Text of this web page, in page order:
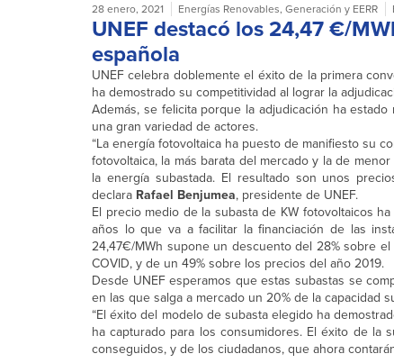
28 enero, 2021 Energías Renovables, Generación y EERR
UNEF destacó los 24,47 €/
española
UNEF celebra doblemente el éxito de la primera
ha demostrado su competitividad al lograr la
Además, se felicita porque la adjudicación ha
una gran variedad de actores.
“La energía fotovoltaica ha puesto de manifiesto su
fotovoltaica, la más barata del mercado y la de
la energía subastada. El resultado son unos
declara Rafael Benjumea, presidente de UNEF.
El precio medio de la subasta de KW fotovoltaicos
años lo que va a facilitar la financiación de las
24,47€/MWh supone un descuento del 28% sobre
COVID, y de un 49% sobre los precios del año 2019.
Desde UNEF esperamos que estas subastas se
en las que salga a mercado un 20% de la capacidad
“El éxito del modelo de subasta elegido ha
ha capturado para los consumidores. El éxito de la
conseguidos, y de los ciudadanos, que ahora